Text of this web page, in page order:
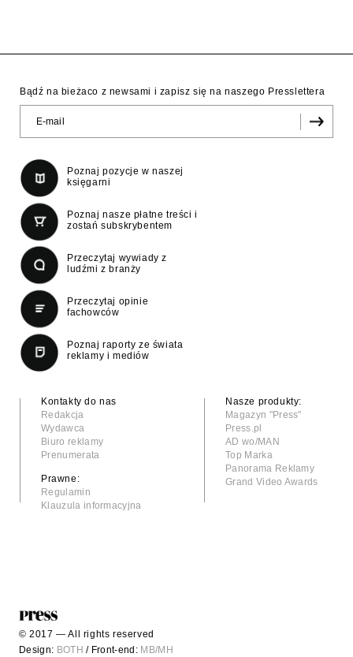
Bądź na bieżaco z newsami i zapisz się na naszego Presslettera
Poznaj pozycje w naszej
księgarni
Poznaj nasze płatne treści i
zostań subskrybentem
Przeczytaj wywiady z
ludźmi z branży
Przeczytaj opinie
fachowców
Poznaj raporty ze świata
reklamy i mediów
Kontakty do nas
Redakcja
Wydawca
Biuro reklamy
Prenumerata
Prawne:
Regulamin
Klauzula informacyjna
Nasze produkty:
Magazyn "Press"
Press.pl
AD wo/MAN
Top Marka
Panorama Reklamy
Grand Video Awards
Design: BOTH / Front-end: MB/MH
© 2017 — All rights reserved